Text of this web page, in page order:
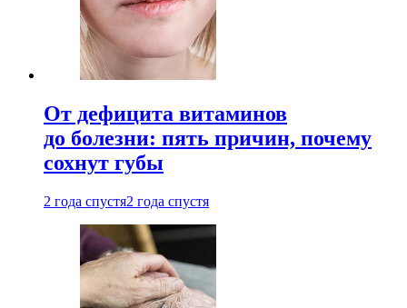
От дефицита витаминов
до болезни: пять причин, почему
сохнут губы
2 года спустя2 года спустя